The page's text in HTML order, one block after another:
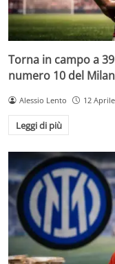
Torna in campo a
numero 10 del
Alessio Lento 12
Leggi di più